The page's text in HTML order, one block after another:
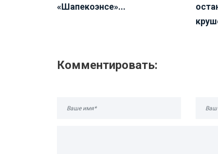
«Шапекоэнсе»...
Комментировать: